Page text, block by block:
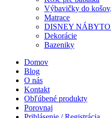
Výbavičky do
Matrace
DISNEY
Dekorácie
Bazeniky
Domov
Blog
O nás
Kontakt
Obľúbené produkty
Porovnaj